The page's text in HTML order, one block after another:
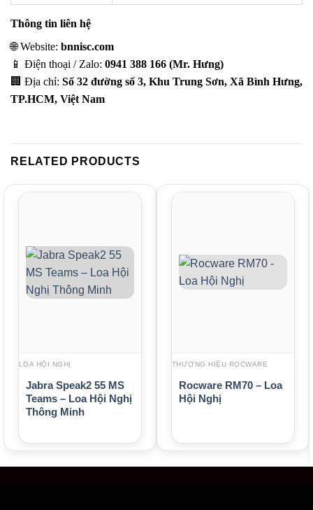
Thông tin liên hệ
🌐 Website: bnnisc.com
📱 Điện thoại / Zalo: 0941 388 166 (Mr. Hưng)
🏢 Địa chỉ: Số 32 đường số 3, Khu Trung Sơn, Xã Bình Hưng,
TP.HCM, Việt Nam
RELATED PRODUCTS
LOA HỘI NGHỊ
Jabra Speak2 55 MS
Teams – Loa Hội Nghị
Thông Minh
THƯƠNG HIỆU ROCWARE
Rocware RM70 – Loa
Hội Nghị